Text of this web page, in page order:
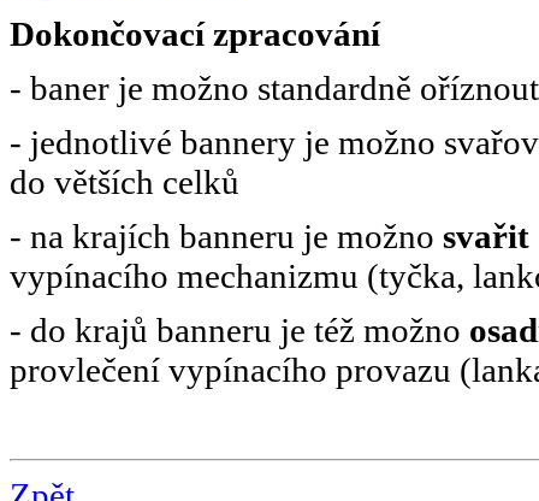
Dokončovací zpracování
- baner je možno standardně
- jednotlivé bannery je možno
do větších celků
- na krajích banneru je možno
vypínacího mechanizmu (tyčka,
- do krajů banneru je též možno
provlečení vypínacího provazu